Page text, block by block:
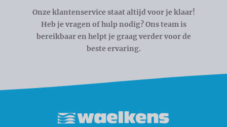
Onze klantenservice staat altijd voor je klaar!
Heb je vragen of hulp nodig? Ons team is
bereikbaar en helpt je graag verder voor de
beste ervaring.